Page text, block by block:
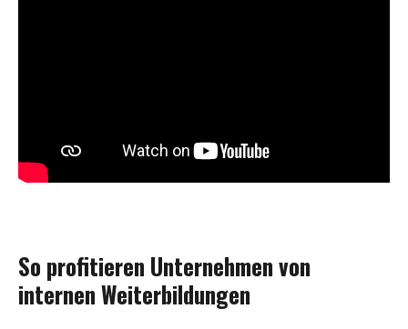
So profitieren Unternehmen von
internen Weiterbildungen